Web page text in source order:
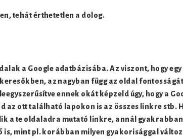
tehát érthetetlen a dolog.
a Google adatbázisába. Az viszont, hogy
az nagyban függ az oldal
ennek okát képzeld úgy, hogy a
az ott található lapokon is az összes linkre stb.
a te oldaladra mutató linkre, annál gyakrabban
is, mint pl. korábban milyen gyakorisággal